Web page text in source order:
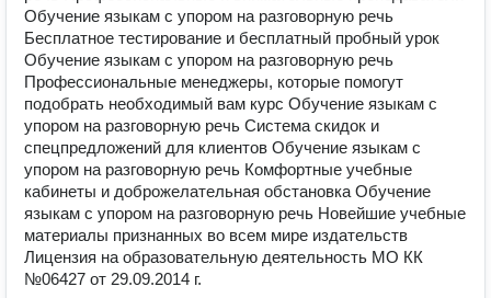
Обучение языкам с упором на разговорную речь
Бесплатное тестирование и бесплатный пробный урок
Обучение языкам с упором на разговорную речь
Профессиональные менеджеры, которые помогут
подобрать необходимый вам курс Обучение языкам с
упором на разговорную речь Система скидок и
спецпредложений для клиентов Обучение языкам с
упором на разговорную речь Комфортные учебные
кабинеты и доброжелательная обстановка Обучение
языкам с упором на разговорную речь Новейшие учебные
материалы признанных во всем мире издательств
Лицензия на образовательную деятельность МО КК
№06427 от 29.09.2014 г.